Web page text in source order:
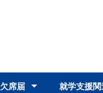
欠席届 就学支援関